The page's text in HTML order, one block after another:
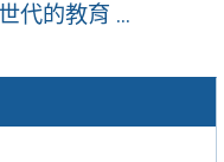
代的教育 ...